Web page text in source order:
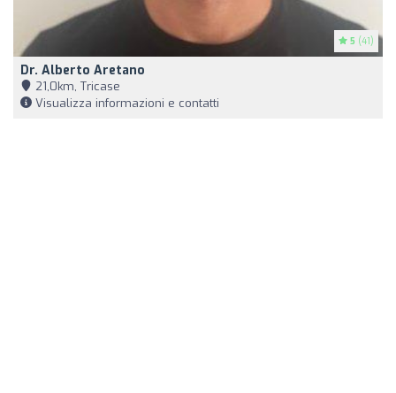
5 (41)
Dr. Alberto Aretano
21,0km, Tricase
Visualizza informazioni e contatti